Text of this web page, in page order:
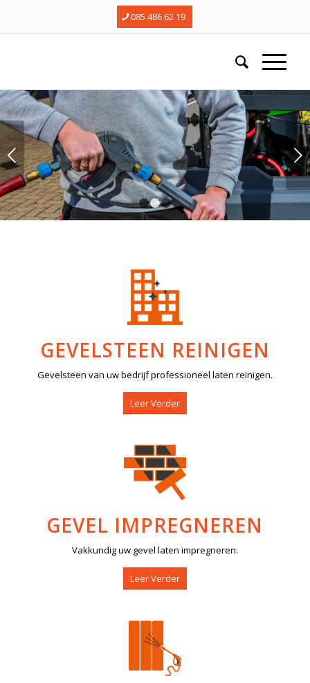
085 486 62 19
Next
1 2
GEVELSTEEN REINIGEN
Gevelsteen van uw bedrijf professioneel laten reinigen.
Leer Verder
GEVEL IMPREGNEREN
Vakkundig uw gevel laten impregneren.
Leer Verder